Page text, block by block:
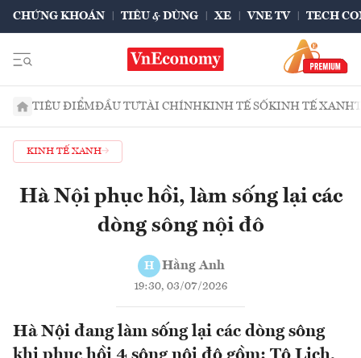
CHỨNG KHOÁN TIÊU & DÙNG XE VNE TV TECH
TIÊU ĐIỂMĐẦU TƯTÀI CHÍNHKINH TẾ SỐKINH TẾ XANH
KINH TẾ XANH
Hà Nội phục hồi, làm sống lại các
dòng sông nội đô
H Hằng Anh
19:30, 03/07/2026
Hà Nội đang làm sống lại các dòng sông